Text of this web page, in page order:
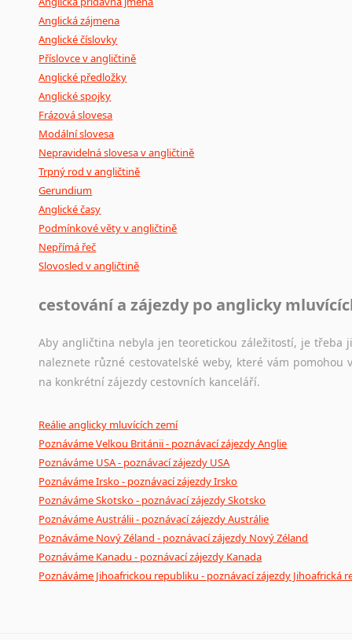
Anglická zájmena
Anglické číslovky
Příslovce v angličtině
Anglické předložky
Anglické spojky
Frázová slovesa
Modální slovesa
Nepravidelná slovesa v angličtině
Trpný rod v angličtině
Gerundium
Anglické časy
Podmínkové věty v angličtině
Nepřímá řeč
Slovosled v angličtině
cestování a zájezdy po anglicky
Aby angličtina nebyla jen teoretickou záležitostí, je
naleznete různé cestovatelské weby, které vám
na konkrétní zájezdy cestovních kanceláří.
Reálie anglicky mluvících zemí
Poznáváme Velkou Británii - poznávací zájezdy Anglie
Poznáváme USA - poznávací zájezdy USA
Poznáváme Irsko - poznávací zájezdy Irsko
Poznáváme Skotsko - poznávací zájezdy Skotsko
Poznáváme Austrálii - poznávací zájezdy Austrálie
Poznáváme Nový Zéland - poznávací zájezdy Nový Zéland
Poznáváme Kanadu - poznávací zájezdy Kanada
Poznáváme Jihoafrickou republiku - poznávací zájezdy Jihoafrická